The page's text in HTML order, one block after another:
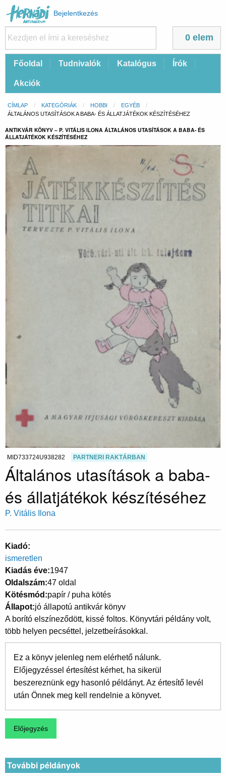
Felhasználói
fiók
menüje
Bejelentkezés
0 elem
FőFőoldal Tudnivalók Katalógus Írók
Akciók
Morzsa
CÍMLAP KATEGÓRIÁK HOBBI
EGYÉB
CURRENT:
ÁLTALÁNOS UTASÍTÁSOK A BABA- ÉS ÁLLATJÁTÉKOK KÉSZÍTÉSÉHEZ
ANTIKVÁR KÖNYV – P. VITÁLIS ILONA ÁLTALÁNOS UTASÍTÁSOK A BABA- ÉS
ÁLLATJÁTÉKOK KÉSZÍTÉSÉHEZ
MID733724U938282 PARTNERI RAKTÁRBAN
Általános utasítások a baba-
és állatjátékok készítéséhez
P. Vitális Ilona
Kiadó
ismeretlen
Kiadás éve 1947
Oldalszám 47 oldal
Kötésmód papír / puha kötés
Állapot jó állapotú antikvár könyv
A borító elszíneződött, kissé foltos. Könyvtári példány volt,
több helyen pecséttel, jelzetbeírásokkal.
Ez a könyv jelenleg nem elérhető nálunk.
Előjegyzéssel értesítést kérhet, ha sikerül
beszereznünk egy hasonló példányt. Az értesítő levél
után Önnek meg kell rendelnie a könyvet.
További példányok